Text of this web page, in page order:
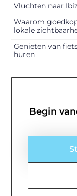
Vluchten naar
Waarom
lokale
Genieten van
huren
Begin